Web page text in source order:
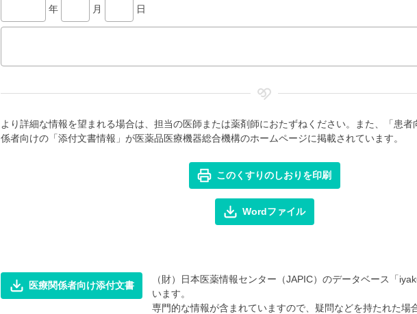
年 月 日
より詳細な情報を望まれる場合は、担当の医師または薬剤師におたずねください。また、「患
係者向けの「添付文書情報」が医薬品医療機器総合機構のホームページに掲載されています。
このくすりのしおりを印刷
Wordファイル
医療関係者向け添付文書
（財）日本医薬情報センター（JAPIC）のデータベース「
います。
専門的な情報が含まれていますので、疑問などを持たれた場